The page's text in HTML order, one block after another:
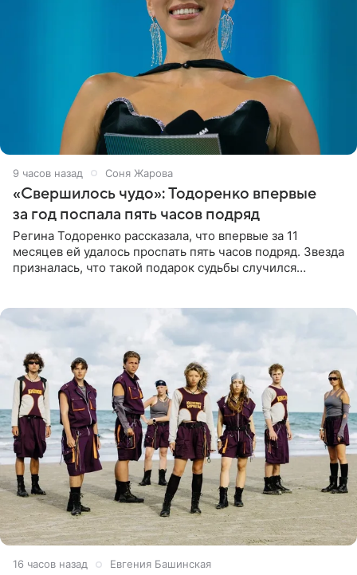
9 часов назад Соня Жарова
«Свершилось чудо»: Тодоренко впервые
за год поспала пять часов подряд
Регина Тодоренко рассказала, что впервые за 11
месяцев ей удалось проспать пять часов подряд. Звезда
призналась, что такой подарок судьбы случился
16 часов назад Евгения Башинская